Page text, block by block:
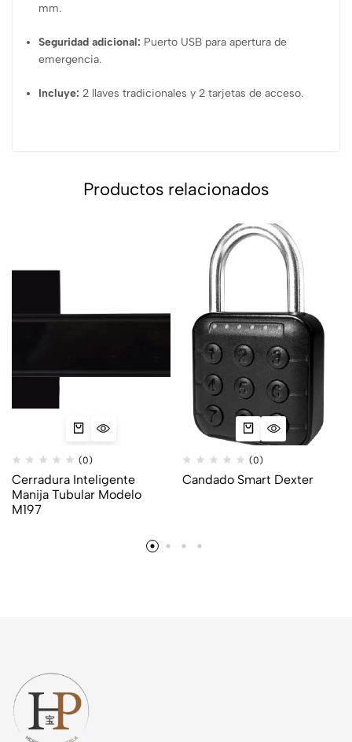
mm.
Seguridad adicional: Puerto USB para apertura de
emergencia.
Incluye: 2 llaves tradicionales y 2 tarjetas de acceso.
Productos relacionados
(0)
Cerradura Inteligente
Manija Tubular Modelo
M197
(0)
Candado Smart Dexter